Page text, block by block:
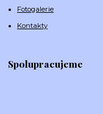
Fotogalerie
Kontakty
Spolupracujeme